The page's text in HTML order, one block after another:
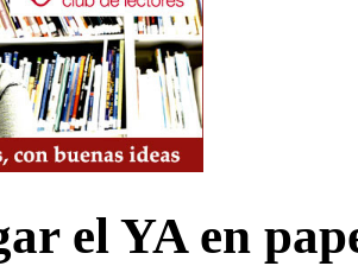
el YA en